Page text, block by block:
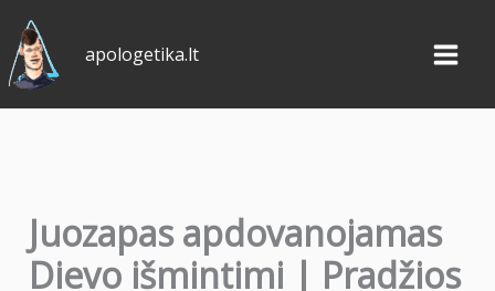
Pereiti
prie
turinio
apologetika.lt
Juozapas apdovanojamas
Dievo išmintimi | Pradžios